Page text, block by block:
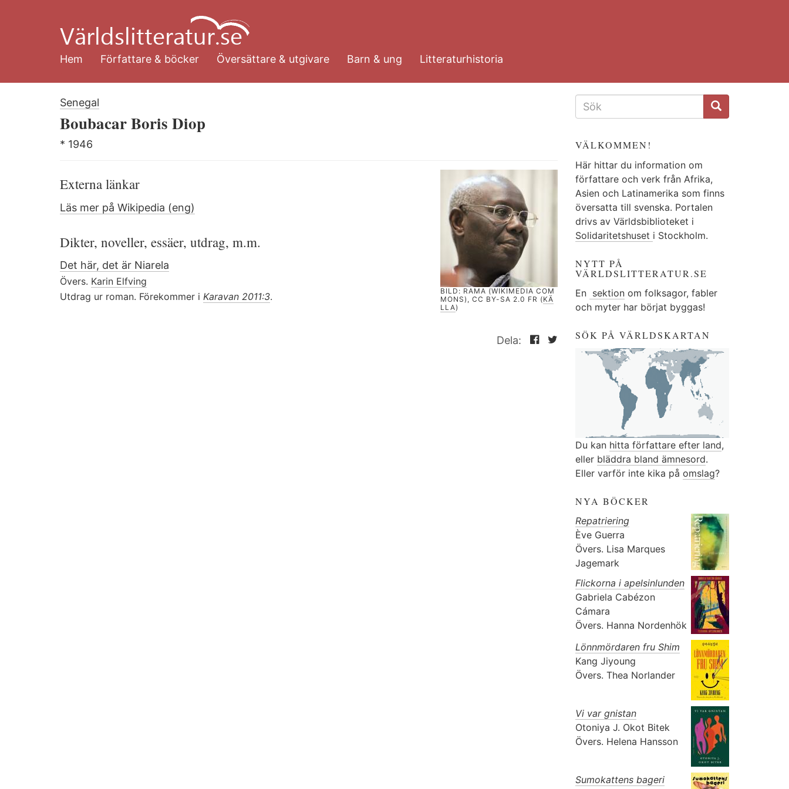
huvudinnehåll
Hem
Författare & böcker Översättare & utgivare Barn & ung Litteraturhistoria
Senegal
Boubacar Boris Diop
* 1946
BILD: RAMA (WIKIMEDIA COM
MONS), CC BY-SA 2.0 FR (KÄ
LLA)
Externa länkar
Läs mer på Wikipedia (eng)
Dikter, noveller, essäer, utdrag, m.m.
Det här, det är Niarela
Övers. Karin Elfving
Utdrag ur roman. Förekommer i Karavan 2011:3.
Dela:
SÖKFORMULÄR
VÄLKOMMEN!
Här hittar du information om
författare och verk från Afrika,
Asien och Latinamerika som finns
översatta till svenska. Portalen
drivs av Världsbiblioteket i
Solidaritetshuset i Stockholm.
NYTT PÅ
VÄRLDSLITTERATUR.SE
En sektionom folksagor, fabler
och myter har börjat byggas!
SÖK PÅ VÄRLDSKARTAN
Du kan hitta författare efter land,
eller bläddra bland ämnesord.
Eller varför inte kika på omslag?
NYA BÖCKER
Repatriering
Ève Guerra
Övers. Lisa Marques
Jagemark
Flickorna i apelsinlunden
Gabriela Cabézon
Cámara
Övers. Hanna Nordenhök
Lönnmördaren fru Shim
Kang Jiyoung
Övers. Thea Norlander
Vi var gnistan
Otoniya J. Okot Bitek
Övers. Helena Hansson
Sumokattens bageri